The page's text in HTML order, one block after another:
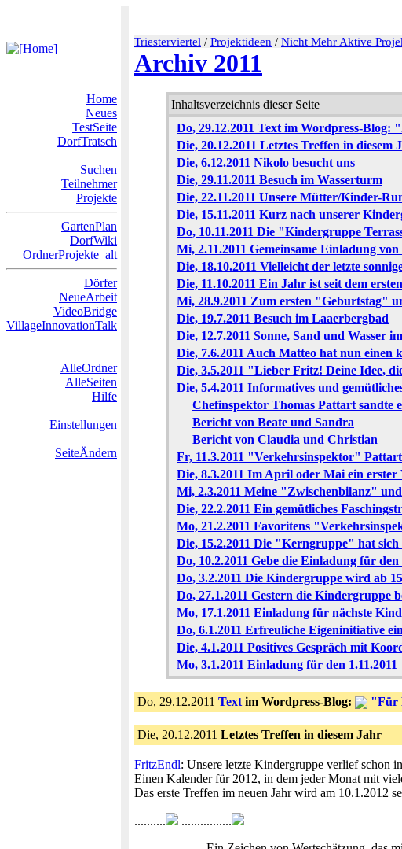
Triesterviertel / Projektideen / Nicht Mehr Aktive
Archiv 2011
Home
Neues
TestSeite
DorfTratsch
Suchen
Teilnehmer
Projekte
GartenPlan
DorfWiki
OrdnerProjekte_alt
Dörfer
NeueArbeit
VideoBridge
VillageInnovationTalk
AlleOrdner
AlleSeiten
Hilfe
Einstellungen
SeiteÄndern
Inhaltsverzeichnis dieser Seite
Do, 29.12.2011 Text im Wordpress-
Die, 20.12.2011 Letztes Treffen in diesem
Die, 6.12.2011 Nikolo besucht uns
Die, 29.11.2011 Besuch im Wasserturm
Die, 22.11.2011 Unsere Mütter/Kinder-
Die, 15.11.2011 Kurz nach unserer
Do, 10.11.2011 Die "Kindergruppe
Mi, 2.11.2011 Gemeinsame Einladung
Die, 18.10.2011 Vielleicht der letzte
Die, 11.10.2011 Ein Jahr ist seit dem
Mi, 28.9.2011 Zum ersten "Geburtstag"
Die, 19.7.2011 Besuch im Laaerbergbad
Die, 12.7.2011 Sonne, Sand und Wasser
Die, 7.6.2011 Auch Matteo hat nun einen
Die, 3.5.2011 "Lieber Fritz! Deine Idee,
Die, 5.4.2011 Informatives und
Chefinspektor Thomas Pattart sandte
Bericht von Beate und Sandra
Bericht von Claudia und Christian
Fr, 11.3.2011 "Verkehrsinspektor"
Die, 8.3.2011 Im April oder Mai ein
Mi, 2.3.2011 Meine "Zwischenbilanz"
Die, 22.2.2011 Ein gemütliches
Mo, 21.2.2011 Favoritens
Die, 15.2.2011 Die "Kerngruppe" hat
Do, 10.2.2011 Gebe die Einladung für
Do, 3.2.2011 Die Kindergruppe wird ab
Do, 27.1.2011 Gestern die Kindergruppe
Mo, 17.1.2011 Einladung für nächste
Do, 6.1.2011 Erfreuliche Eigeninitiative
Die, 4.1.2011 Positives Gespräch mit
Mo, 3.1.2011 Einladung für den 1.11.2011
Do, 29.12.2011 Text im Wordpress-Blog: "Für
Die, 20.12.2011 Letztes Treffen in diesem Jahr
FritzEndl: Unsere letzte Kindergruppe verlief schon
Einen Kalender für 2012, in dem jeder Monat mit
Das erste Treffen im neuen Jahr wird am 10.1.2012
..........
................